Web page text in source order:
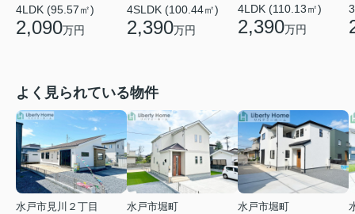
4LDK (95.57㎡)
2,090万円
4SLDK (100.44㎡)
2,390万円
4LDK (110.13㎡)
2,390万円
よく見られている物件
水戸市見川２丁目
水戸市堀町
水戸市堀町